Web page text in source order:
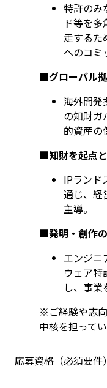
特許のみ
ド等を
走するた
へのコミ
■グローバル
海外開発
の知財ガ
的資産の
■知財を起点
IPランド
通じ、経
主導。
■発明・創作
エンジニ
ウェア特
し、事
※ご経験や志
中核を担って
応募資格（必須要件）